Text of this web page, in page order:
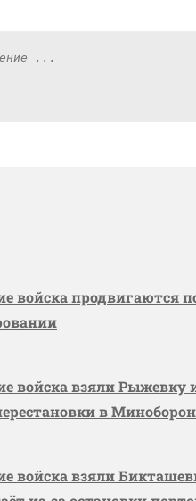
войска продвигаются
войска взяли
в
войска взяли